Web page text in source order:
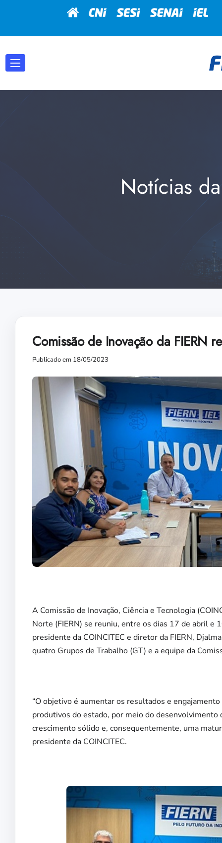
Notícias
Comissão de Inovação da FIERN
Publicado em 18/05/2023
A Comissão de Inovação, Ciência e Tecnologia
Norte (FIERN) se reuniu, entre os dias 17 de abril e
presidente da COINCITEC e diretor da FIERN,
quatro Grupos de Trabalho (GT) e a equipe da
“O objetivo é aumentar os resultados e
produtivos do estado, por meio do
crescimento sólido e, consequentemente, uma
presidente da COINCITEC.